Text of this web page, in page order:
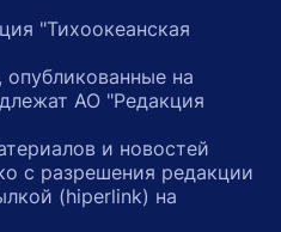
"Тихоокеанская
на
АО "Редакция
и новостей
с разрешения редакции
(hiperlink) на